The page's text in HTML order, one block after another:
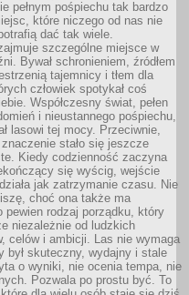
pełnym pośpiechu tak bardzo
które niczego od nas nie
dać tak wiele.
szczególne miejsce w
Bywał schronieniem, źródłem
tajemnicy i tłem dla
człowiek spotykał coś
Współczesny świat, pełen
i nieustannego pośpiechu,
lasowi tej mocy. Przeciwnie,
stało się jeszcze
Kiedy codzienność zaczyna
się wyścig, wejście
jak zatrzymanie czasu. Nie
choć ona także ma
pewien rodzaj porządku, który
niezależnie od ludzkich
celów i ambicji. Las nie wymaga
był skuteczny, wydajny i stale
o wyniki, nie ocenia tempa, nie
Pozwala po prostu być. To